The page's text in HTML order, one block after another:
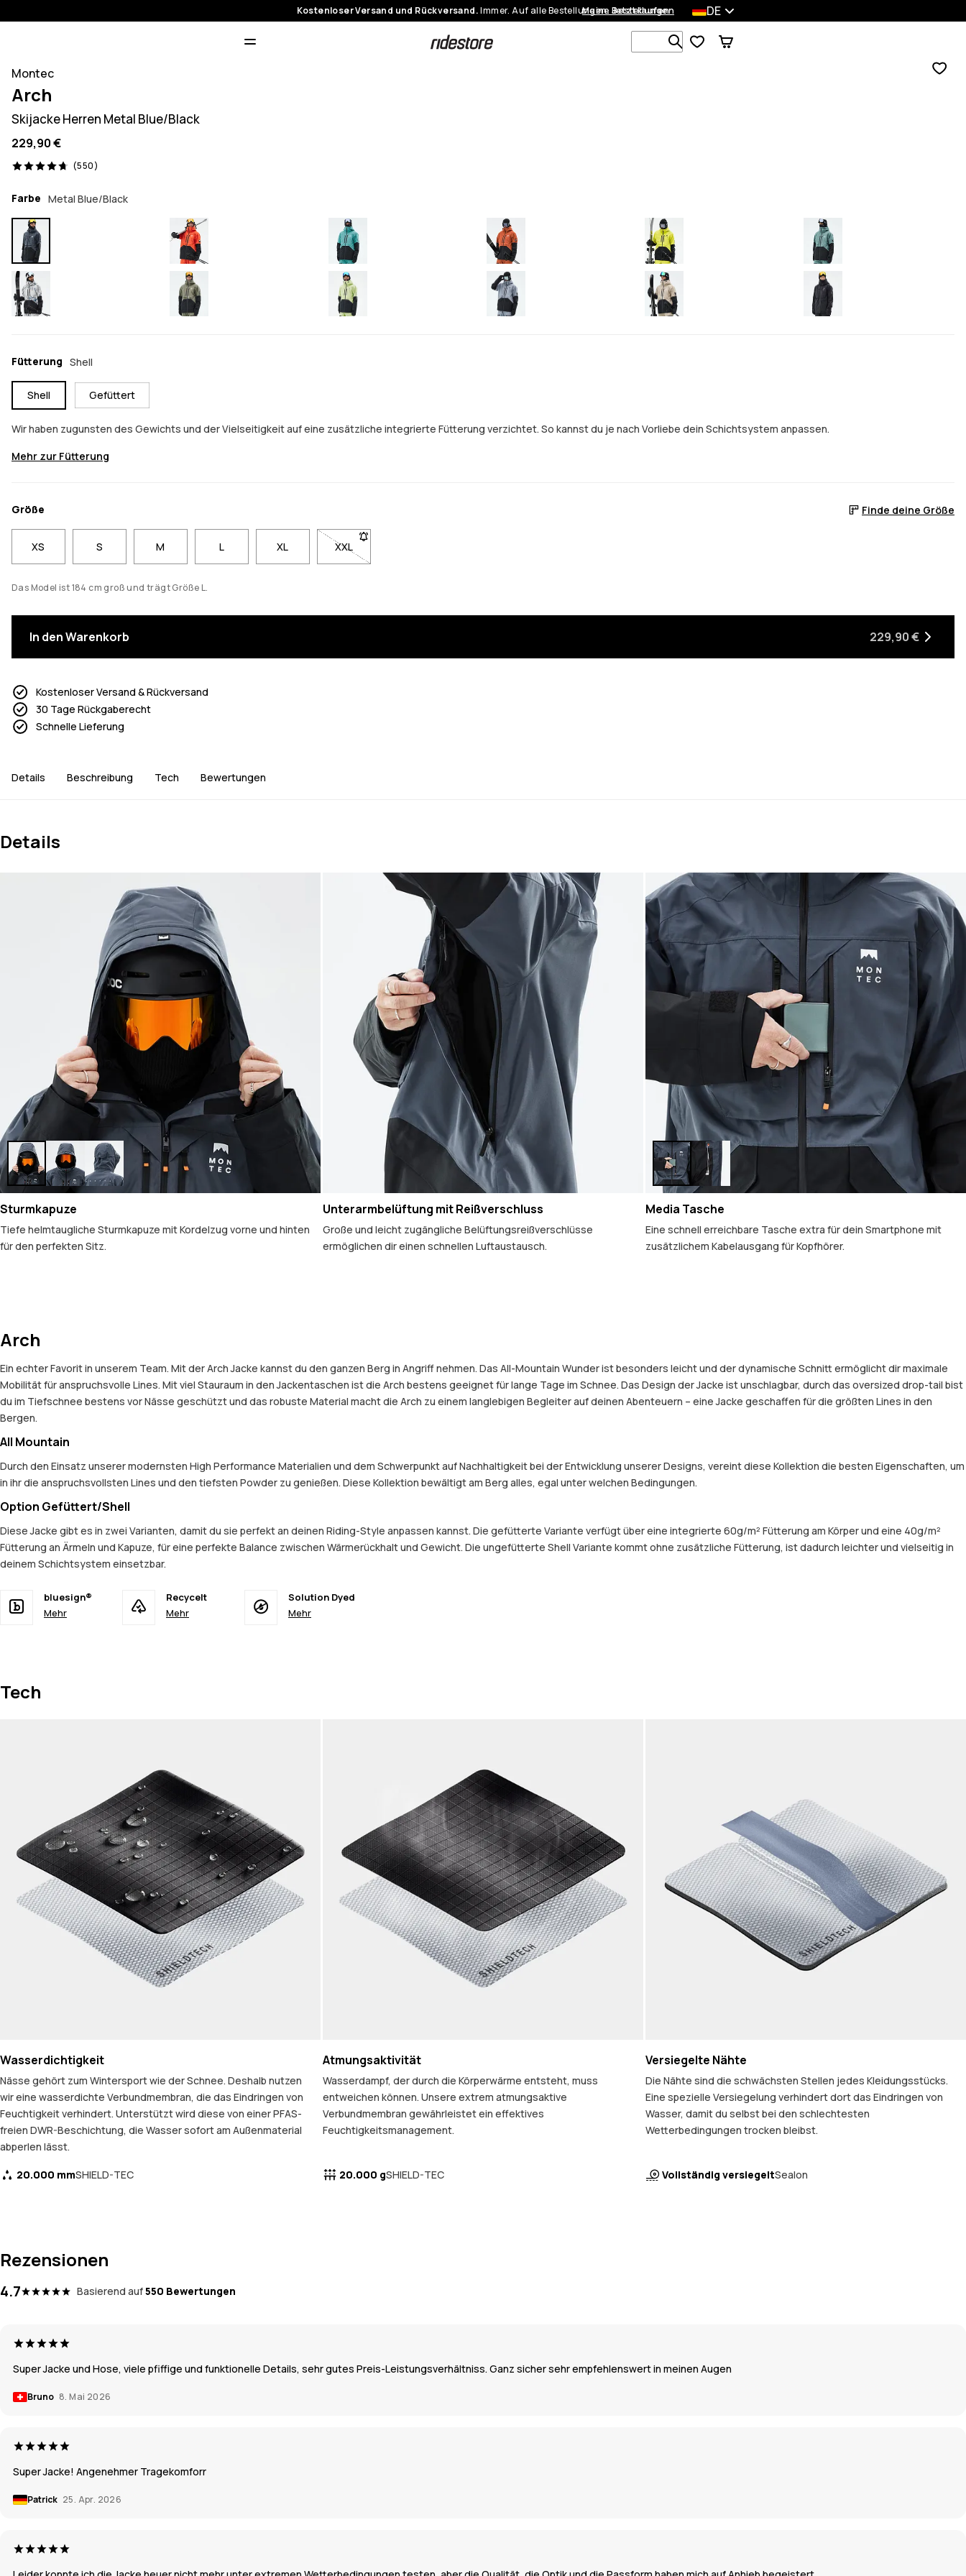
Kostenloser Versand und Rückversand.Immer. Auf alle Bestellungen. Jetzt kaufen
Meine Bestellungen DE
Durchsuche 1 000+ Produkte
Montec
Arch
Skijacke Herren Metal Blue/Black
229,90 €
(550)
550 Reviews, 4.7/5
Farbe Metal Blue/Black
Fütterung Shell
Shell Gefüttert
Wir haben zugunsten des Gewichts und der Vielseitigkeit auf eine zusätzliche integrierte Fütterung verzichtet. So kannst du je nach Vorliebe dein Schichtsystem anpassen.
Mehr zur Fütterung
Größe Finde deine Größe
XS S M L XL XXL- Größe XXL nicht verfügbar. Klicke, um benachrichtigt zu werden, wenn sie wieder auf Lager ist
Das Model ist 184 cm groß und trägt Größe L.
In den Warenkorb 229,90 €
Kostenloser Versand & Rückversand
30 Tage Rückgaberecht
Schnelle Lieferung
Details Beschreibung Tech Bewertungen
Details
Sturmkapuze
Tiefe helmtaugliche Sturmkapuze mit Kordelzug vorne und hinten
für den perfekten Sitz.
Unterarmbelüftung mit Reißverschluss
Große und leicht zugängliche Belüftungsreißverschlüsse
ermöglichen dir einen schnellen Luftaustausch.
Media Tasche
Eine schnell erreichbare Tasche extra für dein Smartphone mit
zusätzlichem Kabelausgang für Kopfhörer.
Arch
Ein echter Favorit in unserem Team. Mit der Arch Jacke kannst du den ganzen Berg in Angriff nehmen. Das All-Mountain Wunder ist besonders leicht und der dynamische Schnitt ermöglicht dir maximale
Mobilität für anspruchsvolle Lines. Mit viel Stauraum in den Jackentaschen ist die Arch bestens geeignet für lange Tage im Schnee. Das Design der Jacke ist unschlagbar, durch das oversized drop-tail bist
du im Tiefschnee bestens vor Nässe geschützt und das robuste Material macht die Arch zu einem langlebigen Begleiter auf deinen Abenteuern – eine Jacke geschaffen für die größten Lines in den
Bergen.
All Mountain
Durch den Einsatz unserer modernsten High Performance Materialien und dem Schwerpunkt auf Nachhaltigkeit bei der Entwicklung unserer Designs, vereint diese Kollektion die besten Eigenschaften, um
in ihr die anspruchsvollsten Lines und den tiefsten Powder zu genießen. Diese Kollektion bewältigt am Berg alles, egal unter welchen Bedingungen.
Option Gefüttert/Shell
Diese Jacke gibt es in zwei Varianten, damit du sie perfekt an deinen Riding-Style anpassen kannst. Die gefütterte Variante verfügt über eine integrierte 60g/m² Fütterung am Körper und eine 40g/m²
Fütterung an Ärmeln und Kapuze, für eine perfekte Balance zwischen Wärmerückhalt und Gewicht. Die ungefütterte Shell Variante kommt ohne zusätzliche Fütterung, ist dadurch leichter und vielseitig in
deinem Schichtsystem einsetzbar.
bluesign®
Mehr
Recycelt
Mehr
Solution Dyed
Mehr
Tech
Wasserdichtigkeit
Nässe gehört zum Wintersport wie der Schnee. Deshalb nutzen
wir eine wasserdichte Verbundmembran, die das Eindringen von
Feuchtigkeit verhindert. Unterstützt wird diese von einer PFAS-
freien DWR-Beschichtung, die Wasser sofort am Außenmaterial
abperlen lässt.
20.000 mmSHIELD-TEC
Atmungsaktivität
Wasserdampf, der durch die Körperwärme entsteht, muss
entweichen können. Unsere extrem atmungsaktive
Verbundmembran gewährleistet ein effektives
Feuchtigkeitsmanagement.
20.000 gSHIELD-TEC
Versiegelte Nähte
Die Nähte sind die schwächsten Stellen jedes Kleidungsstücks.
Eine spezielle Versiegelung verhindert dort das Eindringen von
Wasser, damit du selbst bei den schlechtesten
Wetterbedingungen trocken bleibst.
Vollständig versiegeltSealon
Rezensionen
4.7 Basierend auf550 Bewertungen
Super Jacke und Hose, viele pfiffige und funktionelle Details, sehr gutes Preis-Leistungsverhältniss. Ganz sicher sehr empfehlenswert in meinen Augen
Bruno 8. Mai 2026
Super Jacke! Angenehmer Tragekomforr
Patrick 25. Apr. 2026